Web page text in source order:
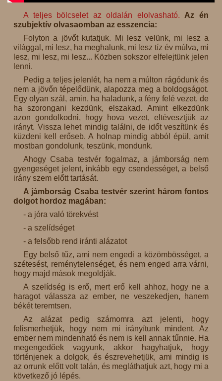
A teljes bölcselet az oldalán elolvasható.
Az én
szubjektív olvasaomban az esszencia:
Folyton a jövőt kutatjuk. Mi lesz velünk, mi lesz a
világgal, mi lesz, ha meghalunk, mi lesz tíz év múlva, mi
lesz, mi lesz, mi lesz... Közben sokszor elfelejtünk jelen
lenni.
Pedig a teljes jelenlét, ha nem a múlton rágódunk és
nem a jövőn tépelődünk, alapozza meg a boldogságot.
Egy olyan szál, amin, ha haladunk, a fény felé vezet, de
ha szorongani kezdünk, elszakad. Amint elkezdünk
azon gondolkodni, hogy hova vezet, eltévesztjük az
irányt. Vissza lehet mindig találni, de időt veszítünk és
küzdeni kell erőseb. A holnap mindig abból épül, amit
mostban gondolunk, teszünk, mondunk.
Ahogy Csaba testvér fogalmaz, a jámborság nem
gyengeséget jelent, inkább egy csendességet, a belső
irány szem előtt tartását.
A jámborság Csaba testvér szerint három fontos
dolgot hordoz magában:
- a jóra való törekvést
- a szelídséget
- a felsőbb rend iránti alázatot
Egy belső tűz, ami nem engedi a közömbösséget, a
szétesést, reménytelenséget, és nem enged arra várni,
hogy majd mások megoldják.
A szelídség is erő, mert erő kell ahhoz, hogy ne a
haragot válassza az ember, ne veszekedjen, hanem
békét teremtsen.
Az alázat pedig számomra azt jelenti, hogy
felismerhetjük, hogy nem mi irányítunk mindent. Az
ember nem mindenható és nem is kell annak tűnnie. Ha
megengedőek vagyunk, akkor hagyhatjuk, hogy
történjenek a dolgok, és észrevehetjük, ami mindig is
az orrunk előtt volt talán, és megláthatjuk azt, hogy mi a
következő jó lépés.